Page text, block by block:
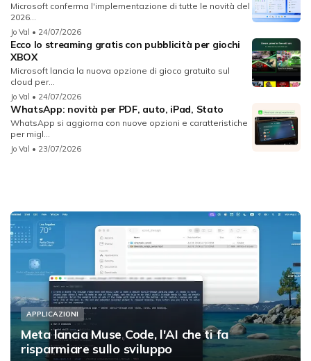
Microsoft conferma l'implementazione di tutte le novità del
2026...
Jo Val • 24/07/2026
Ecco lo streaming gratis con pubblicità per giochi
XBOX
Microsoft lancia la nuova opzione di gioco gratuito sul
cloud per...
Jo Val • 24/07/2026
WhatsApp: novità per PDF, auto, iPad, Stato
WhatsApp si aggiorna con nuove opzioni e caratteristiche
per migl...
Jo Val • 23/07/2026
APPLICAZIONI
Meta lancia Muse Code, l'AI che ti fa
risparmiare sullo sviluppo